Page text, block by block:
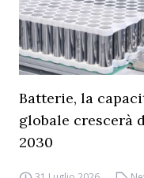
Batterie, la
globale crescerà
2030